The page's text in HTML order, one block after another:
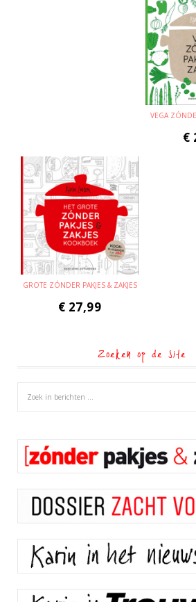
VEGA
€
GROTE ZÓNDER PAKJES & ZAKJES
€ 27,99
Zoeken op de site